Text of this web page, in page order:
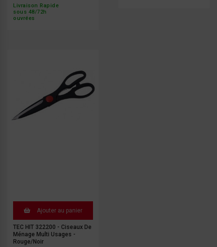
Livraison Rapide
sous 48/72h
ouvrées
Ajouter au panier
TEC HIT 322200 - Ciseaux De
Ménage Multi Usages -
Rouge/Noir